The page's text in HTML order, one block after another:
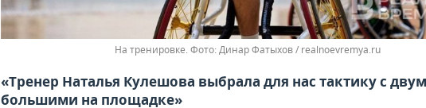
На тренировке. Динар Фатыхов / realnoevremya.ru
«Тренер Наталья Кулешова выбрала для нас тактику с
большими на площадке»